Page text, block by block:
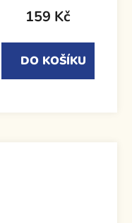
produktu
5,0
z
159 Kč
DO KOŠÍKU